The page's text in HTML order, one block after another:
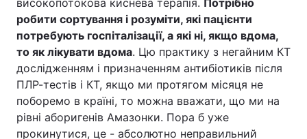
робити сортування і розуміти, які пацієнти
потребують госпіталізації, а які ні, якщо вдома,
то як лікувати вдома. Цю практику з негайним КТ
дослідженням і призначенням антибіотиків після
ПЛР-тестів і КТ, якщо ми протягом місяця не
поборемо в країні, то можна вважати, що ми на
рівні аборигенів Амазонки. Пора б уже
прокинутися, це - абсолютно неправильний